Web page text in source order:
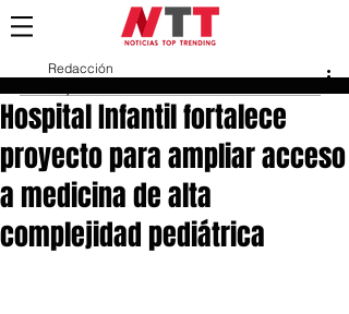
Hospital Infantil fortalece
proyecto para ampliar acceso
a medicina de alta
complejidad pediátrica
Redacción